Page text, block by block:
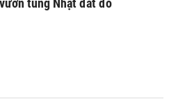
tùng Nhật đắt đỏ